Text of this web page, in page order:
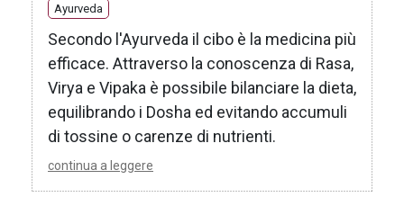
Ayurveda
Secondo l'Ayurveda il cibo è la medicina più
efficace. Attraverso la conoscenza di Rasa,
Virya e Vipaka è possibile bilanciare la dieta,
equilibrando i Dosha ed evitando accumuli
di tossine o carenze di nutrienti.
continua a leggere